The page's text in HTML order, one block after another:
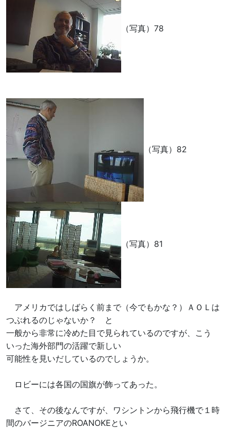
（写真）78
（写真）82
（写真）81
アメリカではしばらく前まで（今でもかな？）ＡＯＬは
つぶれるのじゃないか？ と
一般から非常に冷めた目で見られているのですが、こう
いった海外部門の活躍で新しい
可能性を見いだしているのでしょうか。
ロビーには各国の国旗が飾ってあった。
さて、その後なんですが、ワシントンから飛行機で１時
間のバージニアのROANOKEとい